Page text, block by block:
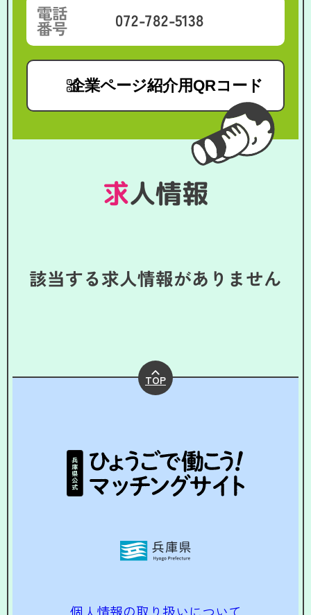
電話
番号 072-782-5138
企業ページ紹介用QRコード
求人情報
該当する求人情報がありません
TOP